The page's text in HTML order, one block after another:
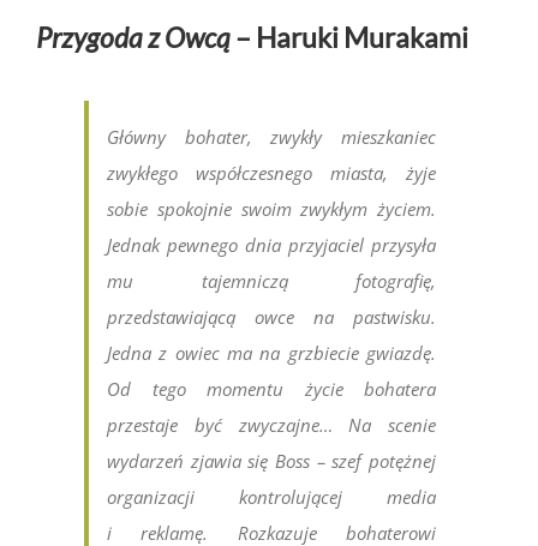
Przygoda z Owcą– Haruki Murakami
Główny bohater, zwykły mieszkaniec
zwykłego współczesnego miasta, żyje
sobie spokojnie swoim zwykłym życiem.
Jednak pewnego dnia przyjaciel przysyła
mu tajemniczą fotografię,
przedstawiającą owce na pastwisku.
Jedna z owiec ma na grzbiecie gwiazdę.
Od tego momentu życie bohatera
przestaje być zwyczajne… Na scenie
wydarzeń zjawia się Boss – szef potężnej
organizacji kontrolującej media
i reklamę. Rozkazuje bohaterowi